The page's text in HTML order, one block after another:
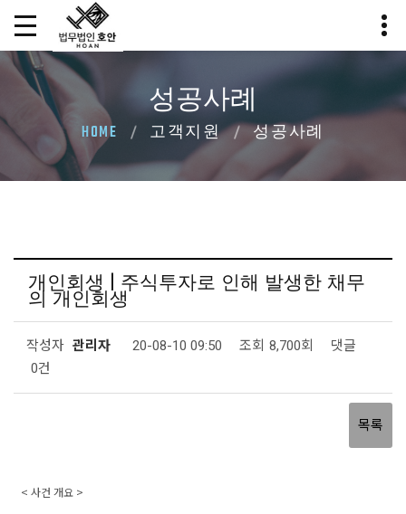
성공사례
HOME 고객지원 성공사례
개인회생 | 주식투자로 인해 발생한 채무
의 개인회생
작성자 관리자 20-08-10 09:50 조회 8,700회
댓글
0건
목록
< 사건 개요 >